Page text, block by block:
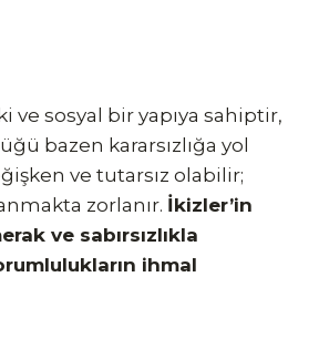
ve sosyal bir yapıya sahiptir,
bazen kararsızlığa yol
ve tutarsız olabilir;
zorlanır. İkizler’in
ve sabırsızlıkla
ihmal